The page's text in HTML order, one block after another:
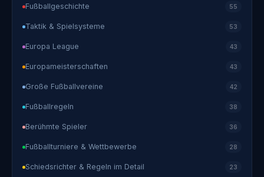
Fußballgeschichte 55
Taktik & Spielsysteme 53
Europa League 43
Europameisterschaften 43
Große Fußballvereine 42
Fußballregeln 38
Berühmte Spieler 36
Fußballturniere & Wettbewerbe 28
Schiedsrichter & Regeln im Detail 23